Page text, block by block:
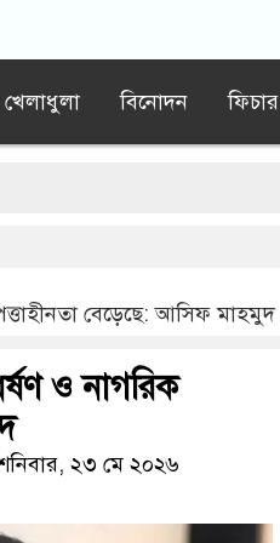
খেলাধুলা বিনোদন ফিচার
রাশেদ খান
বেড়েছে: আসিফ মাহমুদ
ও নাগরিক
২৩ মে ২০২৬